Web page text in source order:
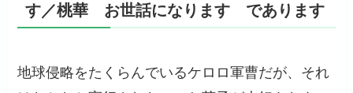
す／桃華 お世話になります であります
地球侵略をたくらんでいるケロロ軍曹だが、それ